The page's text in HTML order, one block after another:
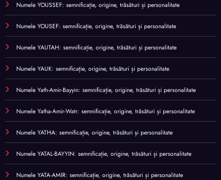
Numele YOUSSEF: semnificație, origine, trăsături și personalitate
Numele YOUSEF: semnificație, origine, trăsături și personalitate
Numele YAUTAH: semnificație, origine, trăsături și personalitate
Numele YAUK: semnificație, origine, trăsături și personalitate
Numele Yath-Amir-Bayyin: semnificație, origine, trăsături și personalitate
Numele Yatha-Amir-Watr: semnificație, origine, trăsături și personalitate
Numele YATHA: semnificație, origine, trăsături și personalitate
Numele YATAL-BAYYIN: semnificație, origine, trăsături și personalitate
Numele YATA-AMIR: semnificație, origine, trăsături și personalitate